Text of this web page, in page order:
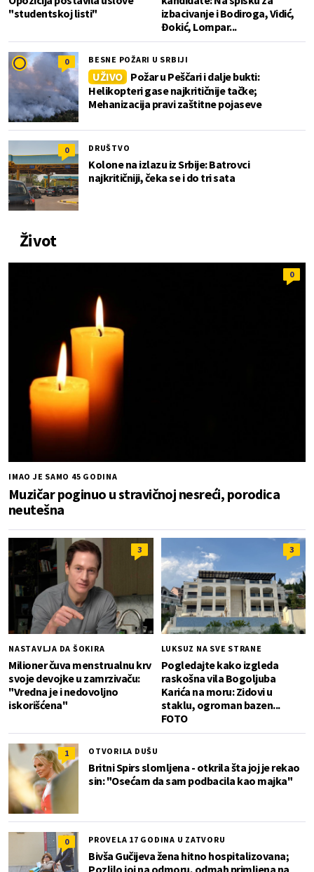
"studentskoj listi"
izbacivanje i Bodiroga, Vidić,
Đokić, Lompar...
0 BESNE POŽARI U SRBIJI
UŽIVO
Požar u Peščari i dalje bukti:
Helikopteri gase najkritičnije tačke;
Mehanizacija pravi zaštitne pojaseve
0 DRUŠTVO
Kolone na izlazu iz Srbije: Batrovci
najkritičniji, čeka se i do tri sata
Život
0
IMAO JE SAMO 45 GODINA
Muzičar poginuo u stravičnoj nesreći, porodica
neutešna
3
NASTAVLJA DA ŠOKIRA
Milioner čuva menstrualnu krv
svoje devojke u zamrzivaču:
"Vredna je i nedovoljno
iskorišćena"
3
LUKSUZ NA SVE STRANE
Pogledajte kako izgleda
raskošna vila Bogoljuba
Karića na moru: Zidovi u
staklu, ogroman bazen...
FOTO
1 OTVORILA DUŠU
Britni Spirs slomljena - otkrila šta joj je rekao
sin: "Osećam da sam podbacila kao majka"
0 PROVELA 17 GODINA U ZATVORU
Bivša Gučijeva žena hitno hospitalizovana;